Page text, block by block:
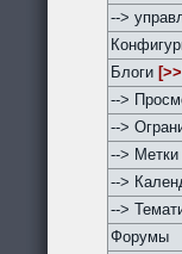
-->
Блоги
-->
-->
--> Метки
-->
-->
Форумы